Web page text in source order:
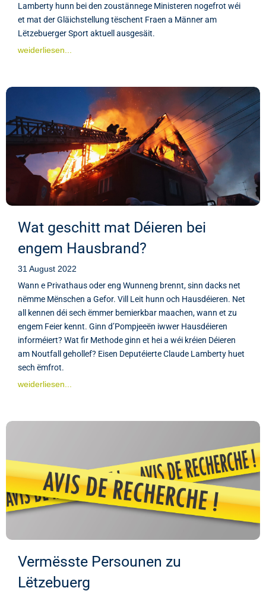
Lamberty hunn bei den zoustännege Ministeren nogefrot wéi
et mat der Gläichstellung tëschent Fraen a Männer am
Lëtzebuerger Sport aktuell ausgesäit.
weiderliesen...
Wat geschitt mat Déieren bei
engem Hausbrand?
31 August 2022
Wann e Privathaus oder eng Wunneng brennt, sinn dacks net
nëmme Mënschen a Gefor. Vill Leit hunn och Hausdéieren. Net
all kennen déi sech ëmmer bemierkbar maachen, wann et zu
engem Feier kennt. Ginn d’Pompjeeën iwwer Hausdéieren
informéiert? Wat fir Methode ginn et hei a wéi kréien Déieren
am Noutfall gehollef? Eisen Deputéierte Claude Lamberty huet
sech ëmfrot.
weiderliesen...
Vermësste Persounen zu
Lëtzebuerg